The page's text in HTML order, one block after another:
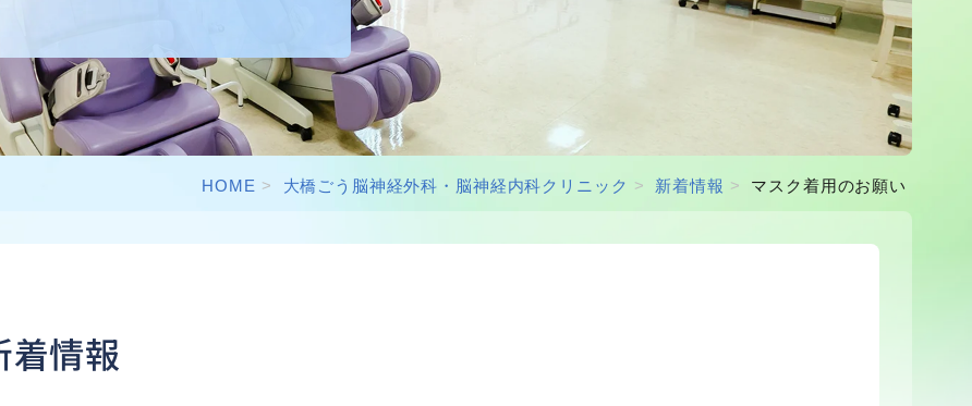
HOME 大橋ごう脳神経外科・脳神経内科クリニック 新着情報 マスク着用のお願い
着情報